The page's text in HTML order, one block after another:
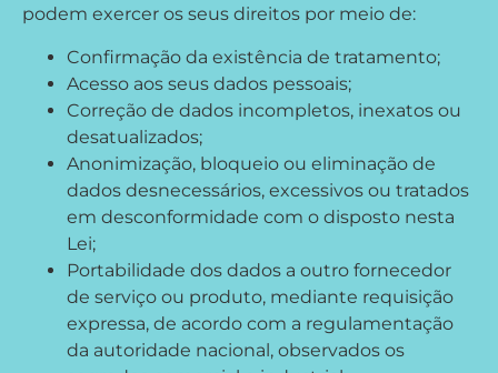
podem exercer os seus direitos por meio de:
Confirmação da existência de tratamento;
Acesso aos seus dados pessoais;
Correção de dados incompletos, inexatos ou
desatualizados;
Anonimização, bloqueio ou eliminação de
dados desnecessários, excessivos ou tratados
em desconformidade com o disposto nesta
Lei;
Portabilidade dos dados a outro fornecedor
de serviço ou produto, mediante requisição
expressa, de acordo com a regulamentação
da autoridade nacional, observados os